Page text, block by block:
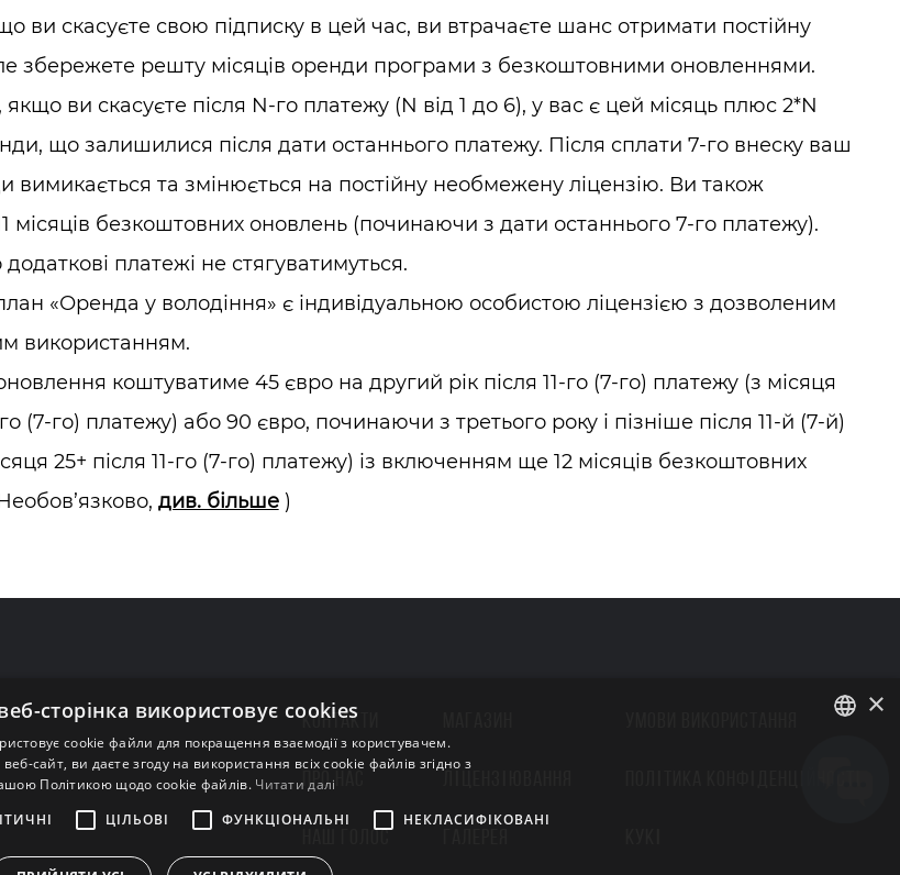
ви скасуєте свою підписку в цей час, ви втрачаєте шанс отримати постійну
збережете решту місяців оренди програми з безкоштовними оновленнями.
ви скасуєте після N-го платежу (N від 1 до 6), у вас є цей місяць плюс 2*N
що залишилися після дати останнього платежу. Після сплати 7-го внеску ваш
вимикається та змінюється на постійну необмежену ліцензію. Ви також
місяців безкоштовних оновлень (починаючи з дати останнього 7-го платежу).
додаткові платежі не стягуватимуться.
«Оренда у володіння» є індивідуальною особистою ліцензією з дозволеним
використанням.
коштуватиме 45 євро на другий рік після 11-го (7-го) платежу (з місяця
го (7-го) платежу) або 90 євро, починаючи з третього року і пізніше після 11-й (7-й)
25+ після 11-го (7-го) платежу) із включенням ще 12 місяців безкоштовних
див. більше)
КОНТАКТИ
ПРО НАС
НАШ ГОЛОС
ЛІЦЕНЗІЮВАННЯ
×
сторінка використовує cookies
cookie файли для покращення взаємодії з користувачем.
сайт, ви даєте згоду на використання всіх cookie файлів згідно з
Політикою щодо cookie файлів. Читати далі
ЦІЛЬОВІ ФУНКЦІОНАЛЬНІ НЕКЛАСИФІКОВАНІ